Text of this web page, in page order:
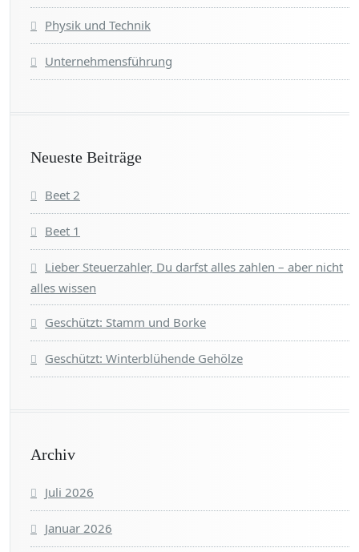
Physik und Technik
Unternehmensführung
Neueste Beiträge
Beet 2
Beet 1
Lieber Steuerzahler, Du darfst alles zahlen – aber nicht
alles wissen
Geschützt: Stamm und Borke
Geschützt: Winterblühende Gehölze
Archiv
Juli 2026
Januar 2026